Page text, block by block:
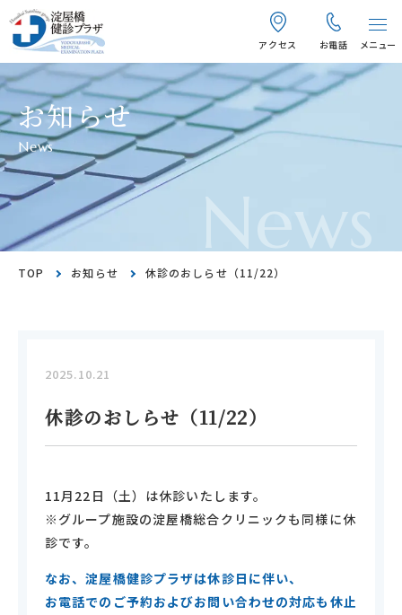
アクセス お電話 メニュー
お知らせ
News
News
TOP お知らせ 休診のおしらせ（11/22）
2025.10.21
休診のおしらせ（11/22）
11月22日（土）は休診いたします。
※グループ施設の淀屋橋総合クリニックも同様に休
診です。
なお、淀屋橋健診プラザは休診日に伴い、
お電話でのご予約およびお問い合わせの対応も休止